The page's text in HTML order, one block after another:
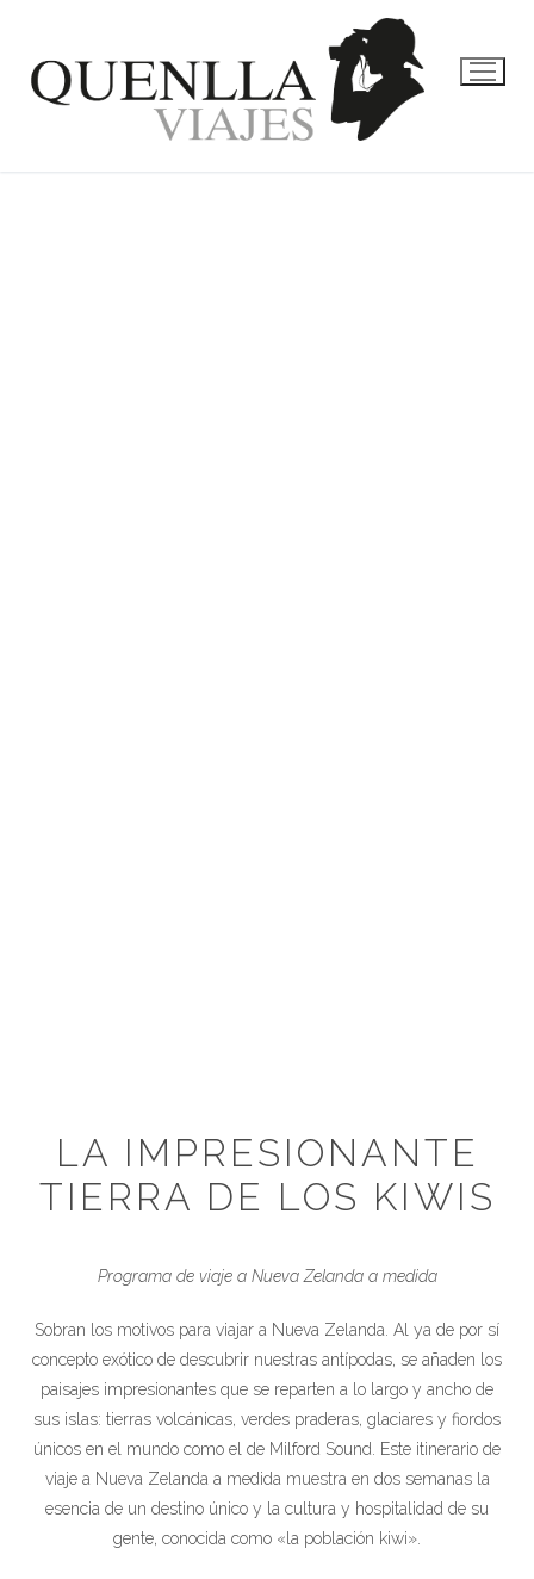
LA IMPRESIONANTE
TIERRA DE LOS KIWIS
Programa de viaje a Nueva Zelanda a medida
Sobran los motivos para viajar a Nueva Zelanda. Al ya de por sí
concepto exótico de descubrir nuestras antípodas, se añaden los
paisajes impresionantes que se reparten a lo largo y ancho de
sus islas: tierras volcánicas, verdes praderas, glaciares y fiordos
únicos en el mundo como el de Milford Sound. Este itinerario de
viaje a Nueva Zelanda a medida muestra en dos semanas la
esencia de un destino único y la cultura y hospitalidad de su
gente, conocida como «la población kiwi».